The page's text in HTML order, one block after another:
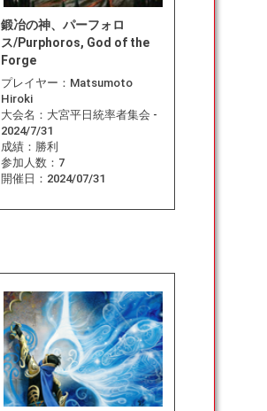
鍛冶の神、パーフォロ
ス/Purphoros, God of the
Forge
プレイヤー： Matsumoto
Hiroki
大会名： 大宮平日統率者集会 -
2024/7/31
成績： 勝利
参加人数： 7
開催日： 2024/07/31